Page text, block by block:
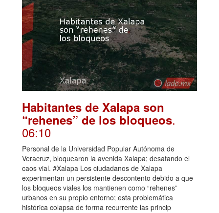
Habitantes de Xalapa son
“rehenes” de los bloqueos.
06:10
Personal de la Universidad Popular Autónoma de
Veracruz, bloquearon la avenida Xalapa; desatando el
caos vial. #Xalapa Los ciudadanos de Xalapa
experimentan un persistente descontento debido a que
los bloqueos viales los mantienen como “rehenes”
urbanos en su propio entorno; esta problemática
histórica colapsa de forma recurrente las princip